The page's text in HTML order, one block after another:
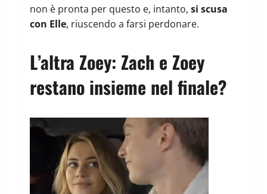
non è pronta per questo e, intanto, si scusa
con Elle, riuscendo a farsi perdonare.
L’altra Zoey: Zach e Zoey
restano insieme nel finale?